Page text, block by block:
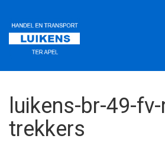
luikens-br-49-
trekkers